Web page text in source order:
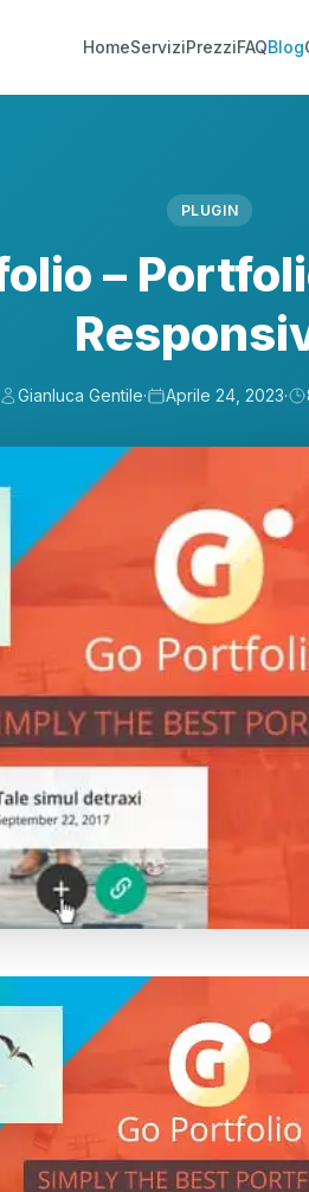
HomeServiziPrezziFAQBlog
PLUGIN
–
Gianluca Gentile· Aprile 24, 2023·